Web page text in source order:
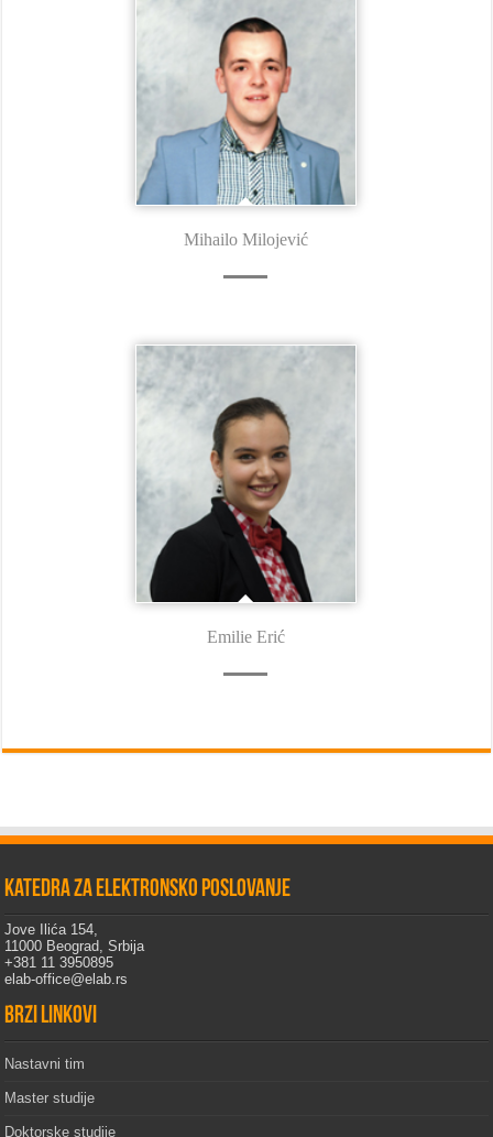
Mihailo Milojević
Emilie Erić
Katedra za elektronsko poslovanje
Jove Ilića 154,
11000 Beograd, Srbija
+381 11 3950895
elab-office@elab.rs
Brzi linkovi
Nastavni tim
Master studije
Doktorske studije